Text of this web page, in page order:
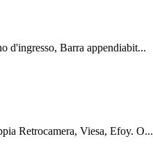
d'ingresso, Barra appendiabit...
Retrocamera, Viesa, Efoy. O...